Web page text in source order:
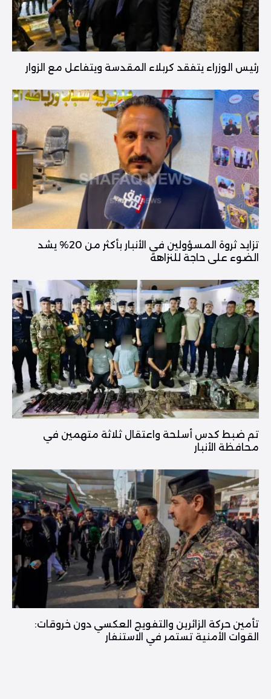
رئيس الوزراء يتفقد كربلاء المقدسة ويتفاعل مع الزوار
تزايد ثروة المسؤولين في الأنبار بأكثر من 20% يشد
الضوء على حاجة للنزاهة
تم ضبط كدس أسلحة واعتقال ثلاثة متهمين في
محافظة الأنبار
تأمين حركة الزائرين والتفويج العكسي دون خروقات:
القوات الأمنية تستمر في الاستنفار